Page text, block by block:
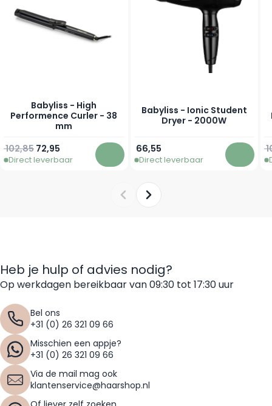
Babyliss - High
Performence Curler - 38
mm
Speciale prijs
72,95
Normale prijs
102,85
Direct leverbaar In winkelwagen
Babyliss - Ionic Student
Dryer - 2000W
66,55
Direct leverbaar In
Heb je hulp of advies nodig?
Op werkdagen bereikbaar van 09:30 tot 17:30 uur
Bel ons
+31 (0) 26 321 09 66
Misschien een appje?
+31 (0) 26 321 09 66
Via de mail mag ook
klantenservice@haarshop.nl